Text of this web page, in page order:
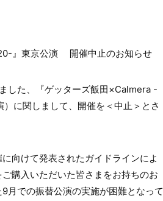
』東京公演 開催中止のお知らせ
した、『ゲッターズ飯田×Calmera -
に関しまして、開催を＜中止＞とさ
向けて発表されたガイドラインによ
購入いただいた皆さまをお持ちのお
月での振替公演の実施が困難となって